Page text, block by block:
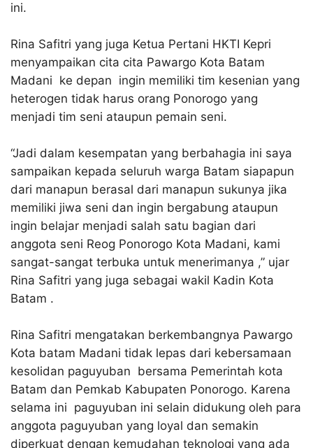
ini.
Rina Safitri yang juga Ketua Pertani HKTI Kepri
menyampaikan cita cita Pawargo Kota Batam
Madani ke depan ingin memiliki tim kesenian yang
heterogen tidak harus orang Ponorogo yang
menjadi tim seni ataupun pemain seni.
“Jadi dalam kesempatan yang berbahagia ini saya
sampaikan kepada seluruh warga Batam siapapun
dari manapun berasal dari manapun sukunya jika
memiliki jiwa seni dan ingin bergabung ataupun
ingin belajar menjadi salah satu bagian dari
anggota seni Reog Ponorogo Kota Madani, kami
sangat-sangat terbuka untuk menerimanya ,” ujar
Rina Safitri yang juga sebagai wakil Kadin Kota
Batam .
Rina Safitri mengatakan berkembangnya Pawargo
Kota batam Madani tidak lepas dari kebersamaan
kesolidan paguyuban bersama Pemerintah kota
Batam dan Pemkab Kabupaten Ponorogo. Karena
selama ini paguyuban ini selain didukung oleh para
anggota paguyuban yang loyal dan semakin
diperkuat dengan kemudahan teknologi yang ada